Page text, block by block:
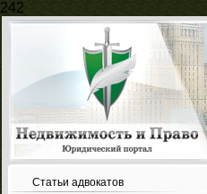
242
Статьи адвокатов